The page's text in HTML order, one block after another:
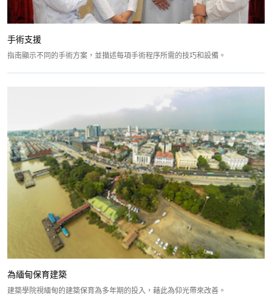
手術支援
指南顯示不同的手術方案，並描述每項手術程序所需的技巧和設備。
為緬甸保育建築
建築學院視緬甸的建築保育為多年期的投入，藉此為仰光帶來改善。